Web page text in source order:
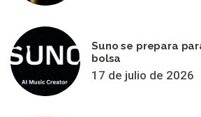
Suno se prepara
bolsa
17 de julio de 2026